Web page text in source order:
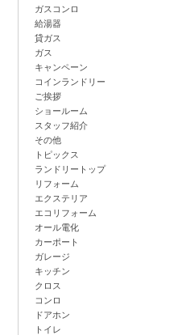
ガスコンロ
給湯器
貸ガス
ガス
キャンペーン
コインランドリー
ご挨拶
ショールーム
スタッフ紹介
その他
トピックス
ランドリートップ
リフォーム
エクステリア
エコリフォーム
オール電化
カーポート
ガレージ
キッチン
クロス
コンロ
ドアホン
トイレ